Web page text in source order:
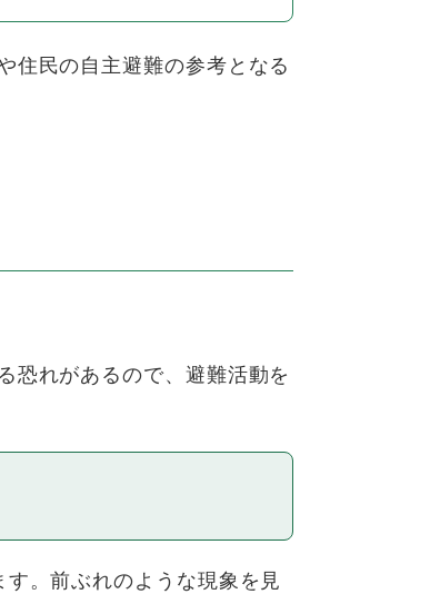
住民の自主避難の参考となる
恐れがあるので、避難活動を
。前ぶれのような現象を見